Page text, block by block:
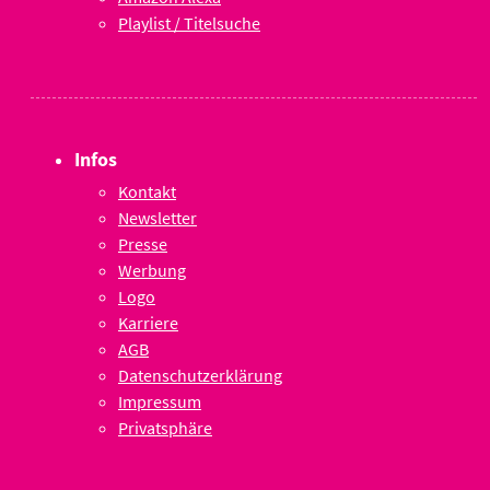
Playlist / Titelsuche
Infos
Kontakt
Newsletter
Presse
Werbung
Logo
Karriere
AGB
Datenschutzerklärung
Impressum
Privatsphäre